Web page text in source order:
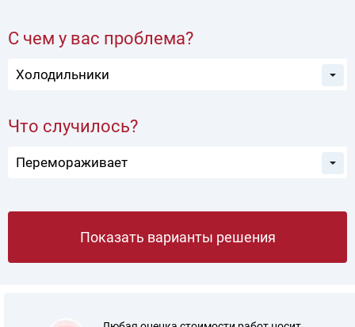
С чем у вас проблема?
Что случилось?
Показать варианты решения